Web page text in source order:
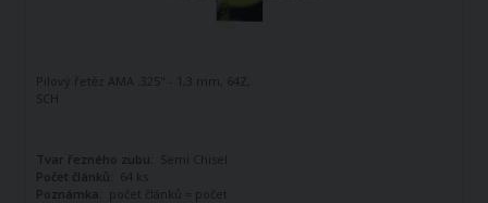
Pilový řetěz AMA .325" - 1,3 mm, 64Z,
SCH
Tvar řezného zubu:
Semi Chisel
Počet článků: 64 ks
Poznámka: počet článků = počet